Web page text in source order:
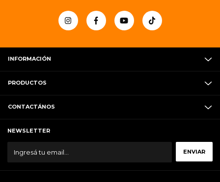
INFORMACIÓN
PRODUCTOS
CONTACTÁNOS
NEWSLETTER